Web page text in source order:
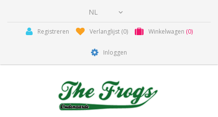
Registreren Verlanglijst (0) Winkelwagen (0)
Inloggen